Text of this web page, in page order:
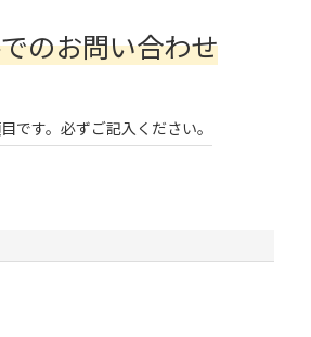
のお問い合わせ
です。必ずご記入ください。